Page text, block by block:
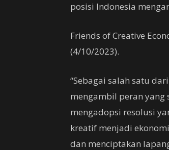
posisi Indonesia
Friends of Creative
(4/10/2023).
“Sebagai salah satu
mengambil peran yang
mengadopsi resolusi
kreatif menjadi
dan menciptakan